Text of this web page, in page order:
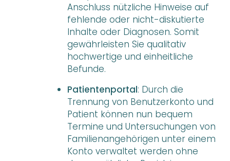
Anschluss nützliche Hinweise auf
fehlende oder nicht-diskutierte
Inhalte oder Diagnosen. Somit
gewährleisten Sie qualitativ
hochwertige und einheitliche
Befunde.
Patientenportal: Durch die
Trennung von Benutzerkonto und
Patient können nun bequem
Termine und Untersuchungen von
Familienangehörigen unter einem
Konto verwaltet werden ohne